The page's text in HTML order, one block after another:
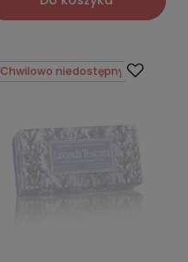
Chwilowo niedostępny